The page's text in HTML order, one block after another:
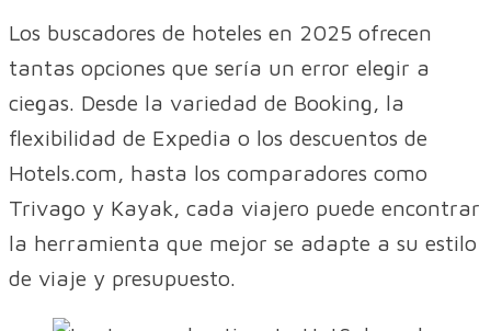
Los buscadores de hoteles en 2025 ofrecen
tantas opciones que sería un error elegir a
ciegas. Desde la variedad de Booking, la
flexibilidad de Expedia o los descuentos de
Hotels.com, hasta los comparadores como
Trivago y Kayak, cada viajero puede encontrar
la herramienta que mejor se adapte a su estilo
de viaje y presupuesto.